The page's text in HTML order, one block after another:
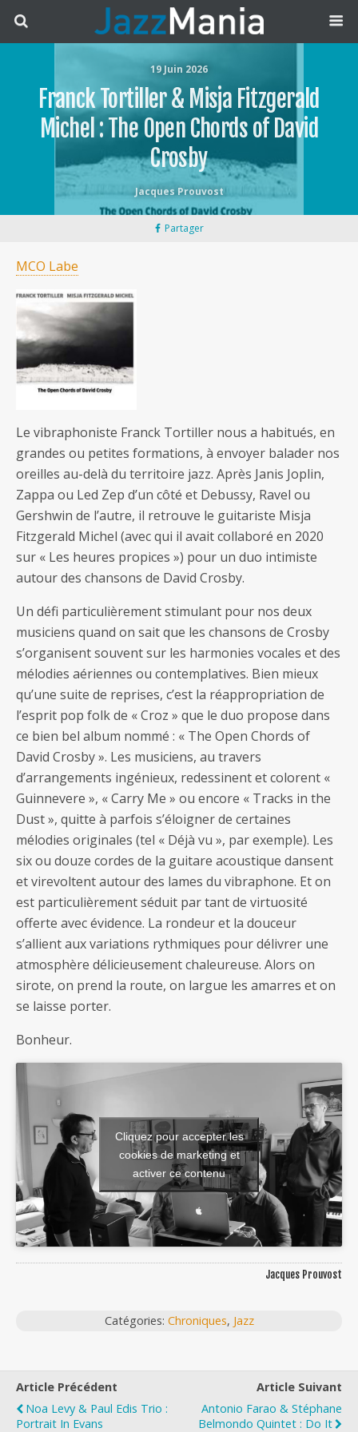
19 Juin 2026
Franck Tortiller & Misja Fitzgerald
Michel : The Open Chords of David
Crosby
Jacques Prouvost
Partager
MCO Labe
Le vibraphoniste Franck Tortiller nous a habitués, en
grandes ou petites formations, à envoyer balader nos
oreilles au-delà du territoire jazz. Après Janis Joplin,
Zappa ou Led Zep d’un côté et Debussy, Ravel ou
Gershwin de l’autre, il retrouve le guitariste Misja
Fitzgerald Michel (avec qui il avait collaboré en 2020
sur « Les heures propices ») pour un duo intimiste
autour des chansons de David Crosby.
Un défi particulièrement stimulant pour nos deux
musiciens quand on sait que les chansons de Crosby
s’organisent souvent sur les harmonies vocales et des
mélodies aériennes ou contemplatives. Bien mieux
qu’une suite de reprises, c’est la réappropriation de
l’esprit pop folk de « Croz » que le duo propose dans
ce bien bel album nommé : « The Open Chords of
David Crosby ». Les musiciens, au travers
d’arrangements ingénieux, redessinent et colorent «
Guinnevere », « Carry Me » ou encore « Tracks in the
Dust », quitte à parfois s’éloigner de certaines
mélodies originales (tel « Déjà vu », par exemple). Les
six ou douze cordes de la guitare acoustique dansent
et virevoltent autour des lames du vibraphone. Et on
est particulièrement séduit par tant de virtuosité
offerte avec évidence. La rondeur et la douceur
s’allient aux variations rythmiques pour délivrer une
atmosphère délicieusement chaleureuse. Alors on
sirote, on prend la route, on largue les amarres et on
se laisse porter.
Bonheur.
Cliquez pour accepter les
cookies de marketing et
activer ce contenu
Jacques Prouvost
Catégories: Chroniques, Jazz
Article Précédent
Noa Levy & Paul Edis Trio :
Portrait In Evans
Article Suivant
Antonio Farao & Stéphane
Belmondo Quintet : Do It